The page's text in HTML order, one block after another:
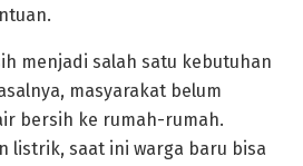
menjadi salah satu kebutuhan
masyarakat belum
bersih ke rumah-rumah.
listrik, saat ini warga baru bisa